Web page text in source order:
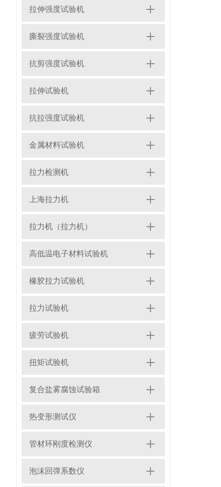
拉伸强度试验机
撕裂强度试验机
抗剪强度试验机
拉伸试验机
抗拉强度试验机
金属材料试验机
拉力检测机
上海拉力机
拉力机（拉力机）
高低温电子材料试验机
橡胶拉力试验机
拉力试验机
疲劳试验机
扭矩试验机
复合盐雾腐蚀试验箱
热变形测试仪
管材环刚度检测仪
泡沫回弹系数仪